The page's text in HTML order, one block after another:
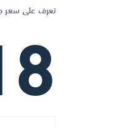
تعرف على سعر